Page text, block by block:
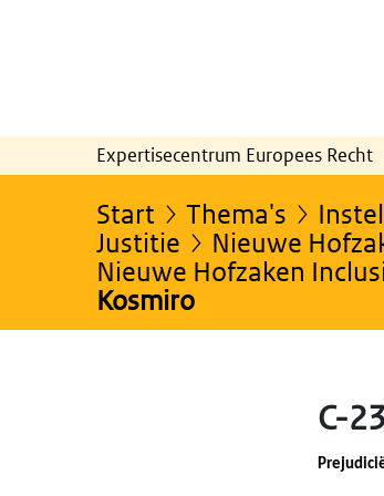
Expertisecentrum Europees Recht
Start Thema's
Justitie
Nieuwe
Nieuwe Hofzaken
Kosmiro
C-